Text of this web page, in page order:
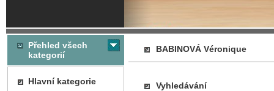
BABINOVÁ Véronique
Vyhledávání
Přehled všech
kategorií
Hlavní kategorie